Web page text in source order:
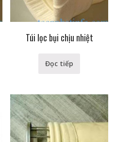
Túi lọc bụi chịu nhiệt
Đọc tiếp